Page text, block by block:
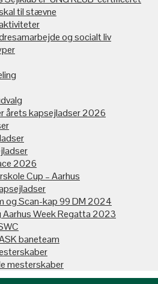
til stævne
og socialt liv
årets kapsejladser 2026
2026
Cup – Aarhus
og Scan-kap 99 DM 2024
Aarhus Week Regatta 2023
baneteam
mesterskaber